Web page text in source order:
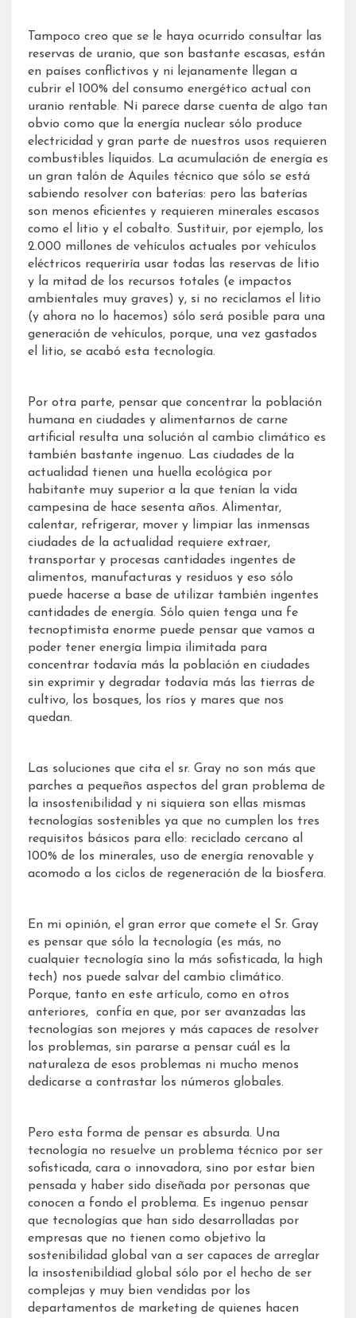
Tampoco creo que se le haya ocurrido consultar las
reservas de uranio, que son bastante escasas, están
en países conflictivos y ni lejanamente llegan a
cubrir el 100% del consumo energético actual con
uranio rentable. Ni parece darse cuenta de algo tan
obvio como que la energía nuclear sólo produce
electricidad y gran parte de nuestros usos requieren
combustibles líquidos. La acumulación de energía es
un gran talón de Aquiles técnico que sólo se está
sabiendo resolver con baterías: pero las baterías
son menos eficientes y requieren minerales escasos
como el litio y el cobalto. Sustituir, por ejemplo, los
2.000 millones de vehículos actuales por vehículos
eléctricos requeriría usar todas las reservas de litio
y la mitad de los recursos totales (e impactos
ambientales muy graves) y, si no reciclamos el litio
(y ahora no lo hacemos) sólo será posible para una
generación de vehículos, porque, una vez gastados
el litio, se acabó esta tecnología.
Por otra parte, pensar que concentrar la población
humana en ciudades y alimentarnos de carne
artificial resulta una solución al cambio climático es
también bastante ingenuo. Las ciudades de la
actualidad tienen una huella ecológica por
habitante muy superior a la que tenían la vida
campesina de hace sesenta años. Alimentar,
calentar, refrigerar, mover y limpiar las inmensas
ciudades de la actualidad requiere extraer,
transportar y procesas cantidades ingentes de
alimentos, manufacturas y residuos y eso sólo
puede hacerse a base de utilizar también ingentes
cantidades de energía. Sólo quien tenga una fe
tecnoptimista enorme puede pensar que vamos a
poder tener energía limpia ilimitada para
concentrar todavía más la población en ciudades
sin exprimir y degradar todavía más las tierras de
cultivo, los bosques, los ríos y mares que nos
quedan.
Las soluciones que cita el sr. Gray no son más que
parches a pequeños aspectos del gran problema de
la insostenibilidad y ni siquiera son ellas mismas
tecnologías sostenibles ya que no cumplen los tres
requisitos básicos para ello: reciclado cercano al
100% de los minerales, uso de energía renovable y
acomodo a los ciclos de regeneración de la biosfera.
En mi opinión, el gran error que comete el Sr. Gray
es pensar que sólo la tecnología (es más, no
cualquier tecnología sino la más sofisticada, la high
tech) nos puede salvar del cambio climático.
Porque, tanto en este artículo, como en otros
anteriores, confía en que, por ser avanzadas las
tecnologías son mejores y más capaces de resolver
los problemas, sin pararse a pensar cuál es la
naturaleza de esos problemas ni mucho menos
dedicarse a contrastar los números globales.
Pero esta forma de pensar es absurda. Una
tecnología no resuelve un problema técnico por ser
sofisticada, cara o innovadora, sino por estar bien
pensada y haber sido diseñada por personas que
conocen a fondo el problema. Es ingenuo pensar
que tecnologías que han sido desarrolladas por
empresas que no tienen como objetivo la
sostenibilidad global van a ser capaces de arreglar
la insostenibildiad global sólo por el hecho de ser
complejas y muy bien vendidas por los
departamentos de marketing de quienes hacen